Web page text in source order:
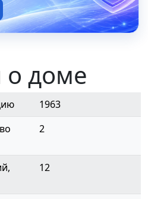
о доме
1963
2
12